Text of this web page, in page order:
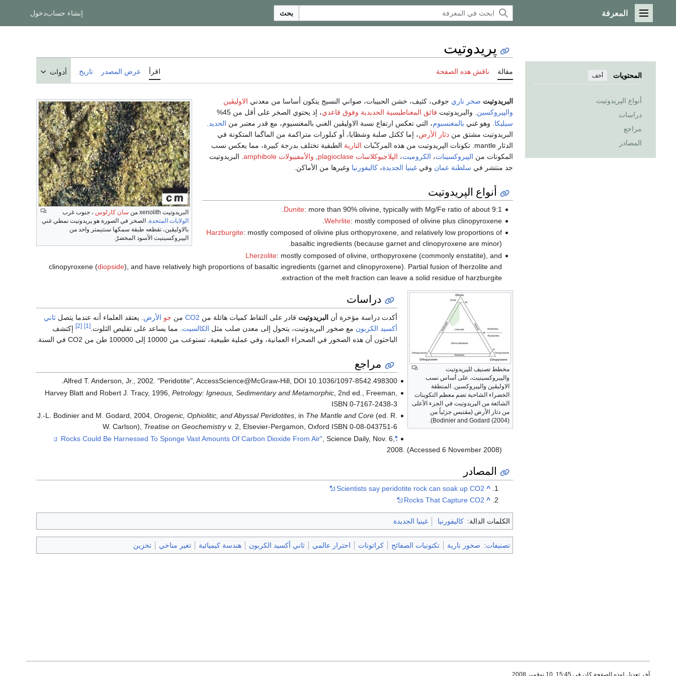
القائمة الرئيسية
المعرفة بحث إنشاء حسابدخول
المحتويات أخف
أنواع الپريدوتيت
دراسات
مراجع
المصادر
پريدوتيت
مقالة ناقش هذه الصفحة اقرأ عرض المصدر تاريخ أدوات
البريدوتيت xenolith من سان كارلوس ، جنوب غرب
الولايات المتحدة. الصخر في الصورة هو پريدوتيت نمطي غني
بالاوليڤين، تقطعه طبقة سمكها سنتيمتر واحد من
الپيروكسينيت الأسود المخضرّ.
البريدوتيت صخر ناري جوفى، كثيف، خشن الحبيبات، صواني النسيج يتكون أساسا من معدني الاوليڤين
والپيروكسين . والبريدوتيت فائق المغناطيسية الحديدية وفوق قاعدي، إذ يحتوي الصخر على أقل من 45%
سيليكا . وهو غني بالمغنسيوم، التي تعكس ارتفاع نسبة الاوليڤين الغني بالمغنسيوم، مع قدر معتبر من الحديد
البريدوتيت مشتق من دثار الأرض، إما ككتل صلبة وشظايا، أو كبلورات متراكمة من الماگما المتكونة في
الدثار mantle. تكونات الپريدوتيت من هذه المركـّبات
النارية الطبقية تختلف بدرجة كبيرة، مما يعكس نسب
المكونات من الپيروكسينات، الكروميت، الپلاجيوكلاسات plagioclase والأمفيبولات amphibole
. البريدوتيت
جد منتشر في سلطنة عمان وفي غينيا الجديدة، كاليفورنيا وغيرها من الأماكن.
أنواع الپريدوتيت
Dunite: more than 90% olivine, typically with Mg/Fe ratio of about 9:1.
Wehrlite: mostly composed of olivine plus clinopyroxene.
Harzburgite: mostly composed of olivine plus orthopyroxene, and relatively low proportions of
basaltic ingredients (because garnet and clinopyroxene are minor).
Lherzolite: mostly composed of olivine, orthopyroxene (commonly enstatite), and
clinopyroxene (diopside), and have relatively high proportions of basaltic ingredients (garnet and clinopyroxene). Partial fusion of lherzolite and
extraction of the melt fraction can leave a solid residue of harzburgite.
مخطط تصنيف للپريدوتيت
والپيروكسينيت، على أساس نسب
الاوليڤين والپيروكسين. المنطقة
الخضراء الشاحبة تضم معظم التكوينات
الشائعة من الپريدوتيت في الجزء الأعلى
من دثار الأرض (مقتبس جزئياً من
Bodinier and Godard (2004)).
دراسات
أكدت دراسة مؤخرة أن البريدوتيت قادر على التقاط كميات هائلة من CO2من جو الأرض . يعتقد العلماء أنه عندما يتصل ثاني
أكسيد الكربون مع صخور البريدوتيت، يتحول إلى معدن صلب مثل الكالسيت . مما يساعد على تقليص الثلوت. [1]
[2]
إكتشف
الباحثون أن هذه الصخور في الصحراء العمانية، وفي عملية طبيعية، تستوعب من 10000 إلى 100000 طن من CO2 في السنة.
مراجع
Alfred T. Anderson, Jr., 2002. "Peridotite", AccessScience@McGraw-Hill, DOI 10.1036/1097-8542.498300.
Harvey Blatt and Robert J. Tracy, 1996,Petrology: Igneous, Sedimentary and Metamorphic , 2nd ed., Freeman,
ISBN 0-7167-2438-3
J.-L. Bodinier and M. Godard, 2004,Orogenic, Ophiolitic, and Abyssal Peridotites , in The Mantle and Core (ed. R.
W. Carlson), Treatise on Geochemistryv. 2, Elsevier-Pergamon, Oxford ISBN 0-08-043751-6
"Rocks Could Be Harnessed To Sponge Vast Amounts Of Carbon Dioxide From Air"
, Science Daily, Nov. 6,
2008. (Accessed 6 November 2008)
المصادر
^
Scientists say peridotite rock can soak up CO2
^
Rocks That Capture CO2
الكلمات الدالة: كاليفورنيا غينيا الجديدة
تصنيفات: صخور نارية تكتونيات الصفائح كراتونات احترار عالمي ثاني أكسيد الكربون هندسة كيميائية تغير مناخي تخزين